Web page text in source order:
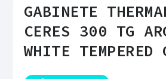
GABINETE
CERES 300 TG
WHITE TEMPERED